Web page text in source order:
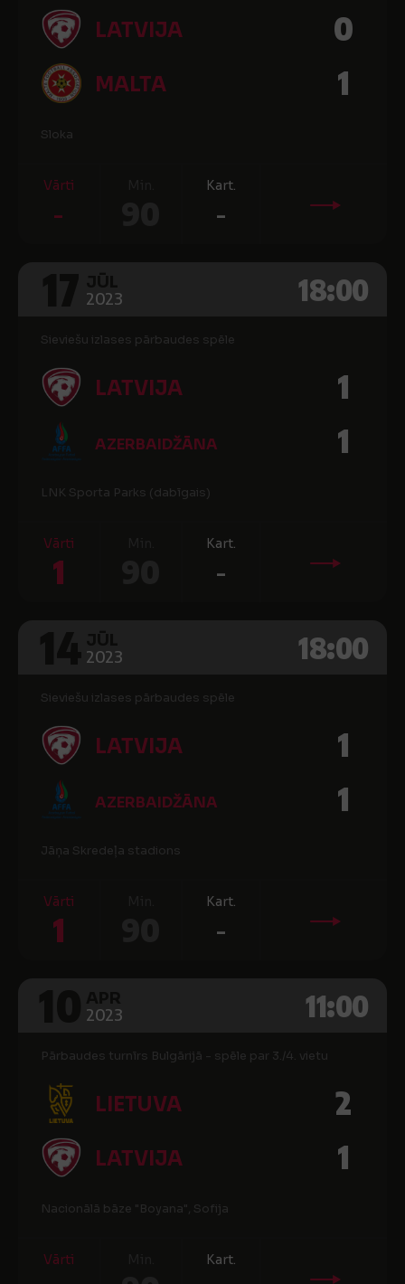
LATVIJA 0
MALTA 1
Sloka
Vārti
-
Kart.
-
2023 18:00
Sieviešu izlases pārbaudes spēle
LATVIJA 1
AZERBAIDŽĀNA 1
LNK Sporta Parks (dabīgais)
Vārti
1
Kart.
-
2023 18:00
Sieviešu izlases pārbaudes spēle
LATVIJA 1
AZERBAIDŽĀNA 1
Jāņa Skredeļa stadions
Vārti
1
Kart.
-
2023 11:00
Pārbaudes turnīrs Bulgārijā - spēle par 3./4. vietu
LIETUVA 2
LATVIJA 1
Nacionālā bāze "Boyana", Sofija
Vārti Kart.